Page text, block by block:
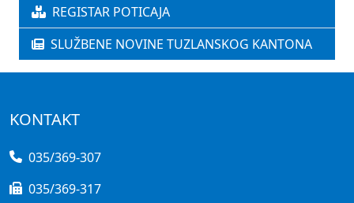
REGISTAR POTICAJA
SLUŽBENE NOVINE TUZLANSKOG KANTONA
KONTAKT
035/369-307
035/369-317